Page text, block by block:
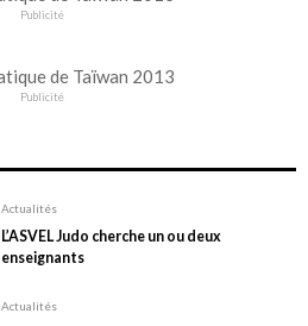
Publicité
Publicité
Actualités
L’ASVEL Judo cherche un ou deux
enseignants
Actualités